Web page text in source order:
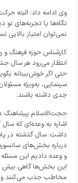
وی ادامه داد: البته
نگاه‌ها یا تجربه‌های
نمی‌توان امتیاز بالایی
کارشناس حوزه فرهنگ و
انتظار می‌رود هر سال
حتی اگر خوش‌بینانه
سینمایی، به‌ویژه
جدی داشته باشند.
حجت‌الاسلام پیشاهنگ
اشاره به وعده‌ای که
داشت: سال گذشته در
درباره بخش‌های
و وعده دادیم این مسئله
این بخش‌ها گاهی بیش
مخاطب جذب می‌کنند و